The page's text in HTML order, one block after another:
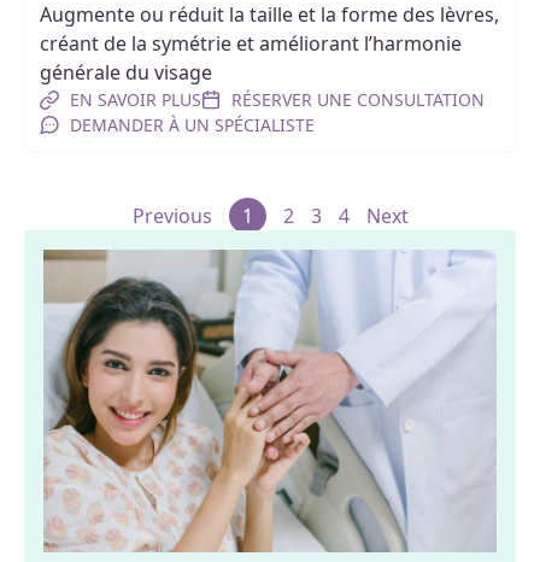
Augmente ou réduit la taille et la forme des lèvres,
créant de la symétrie et améliorant l’harmonie
générale du visage
EN SAVOIR PLUS
RÉSERVER UNE CONSULTATION
DEMANDER À UN SPÉCIALISTE
Previous 1 2 3 4 Next